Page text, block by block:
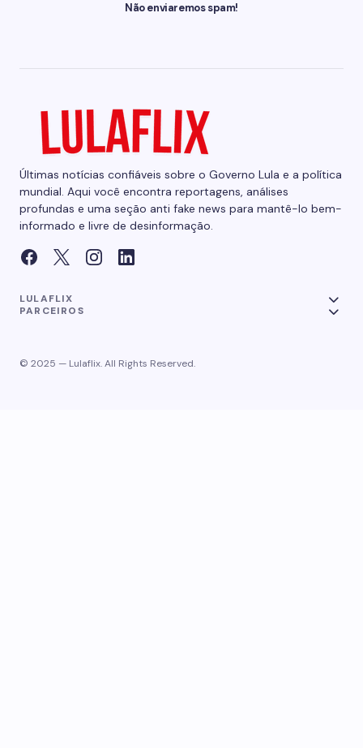
Não enviaremos spam!
Últimas notícias confiáveis sobre o Governo Lula e a política
mundial. Aqui você encontra reportagens, análises
profundas e uma seção anti fake news para mantê-lo bem-
informado e livre de desinformação.
LULAFLIX
PARCEIROS
© 2025 — Lulaflix. All Rights Reserved.